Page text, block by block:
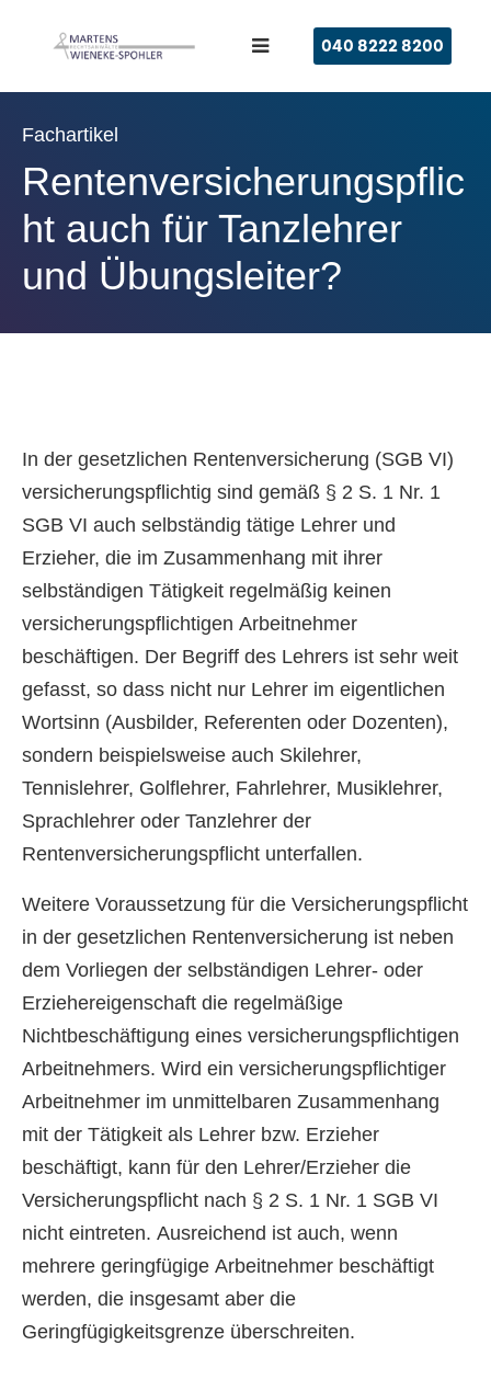
040 8222 8200
Fachartikel
Rentenversicherungspflic
ht auch für Tanzlehrer
und Übungsleiter?​
In der gesetzlichen Rentenversicherung (SGB VI)
versicherungspflichtig sind gemäß § 2 S. 1 Nr. 1
SGB VI auch selbständig tätige Lehrer und
Erzieher, die im Zusammenhang mit ihrer
selbständigen Tätigkeit regelmäßig keinen
versicherungspflichtigen Arbeitnehmer
beschäftigen. Der Begriff des Lehrers ist sehr weit
gefasst, so dass nicht nur Lehrer im eigentlichen
Wortsinn (Ausbilder, Referenten oder Dozenten),
sondern beispielsweise auch Skilehrer,
Tennislehrer, Golflehrer, Fahrlehrer, Musiklehrer,
Sprachlehrer oder Tanzlehrer der
Rentenversicherungspflicht unterfallen.
Weitere Voraussetzung für die Versicherungspflicht
in der gesetzlichen Rentenversicherung ist neben
dem Vorliegen der selbständigen Lehrer- oder
Erziehereigenschaft die regelmäßige
Nichtbeschäftigung eines versicherungspflichtigen
Arbeitnehmers. Wird ein versicherungspflichtiger
Arbeitnehmer im unmittelbaren Zusammenhang
mit der Tätigkeit als Lehrer bzw. Erzieher
beschäftigt, kann für den Lehrer/Erzieher die
Versicherungspflicht nach § 2 S. 1 Nr. 1 SGB VI
nicht eintreten. Ausreichend ist auch, wenn
mehrere geringfügige Arbeitnehmer beschäftigt
werden, die insgesamt aber die
Geringfügigkeitsgrenze überschreiten.